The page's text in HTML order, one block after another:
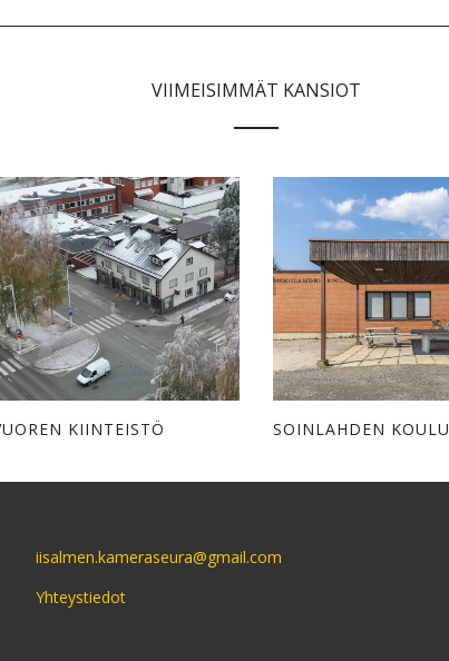
VIIMEISIMMÄT KANSIOT
KIINTEISTÖ SOINLAHDEN KOULU
iisalmen.kameraseura@gmail.com
Yhteystiedot